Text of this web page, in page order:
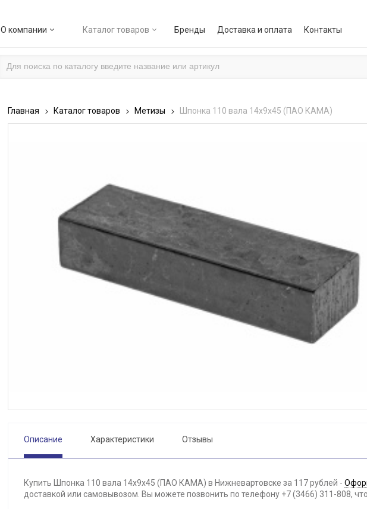
О компании Каталог товаров Бренды Доставка и оплата Контакты
Главная Каталог товаров Метизы Шпонка 110 вала 14х9х45 (ПАО КАМА)
Описание Характеристики Отзывы
Купить Шпонка 110 вала 14х9х45 (ПАО КАМА) в Нижневартовске за 117 рублей -
доставкой или самовывозом. Вы можете позвонить по телефону +7 (3466) 311-808,